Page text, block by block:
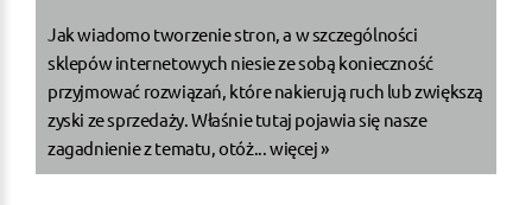
Jak wiadomo tworzenie stron, a w szczególności
sklepów internetowych niesie ze sobą konieczność
przyjmować rozwiązań, które nakierują ruch lub zwiększą
zyski ze sprzedaży. Właśnie tutaj pojawia się nasze
zagadnienie z tematu, otóż...więcej »